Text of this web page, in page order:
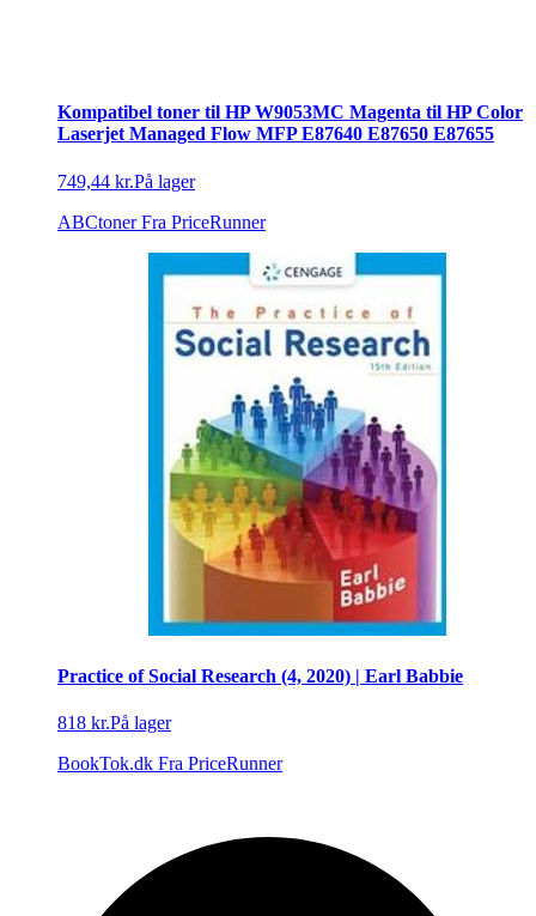
Kompatibel toner til HP W9053MC Magenta til HP Color
Laserjet Managed Flow MFP E87640 E87650 E87655
749,44 kr.På lager
ABCtoner Fra PriceRunner
Practice of Social Research (4, 2020) | Earl Babbie
818 kr.På lager
BookTok.dk Fra PriceRunner